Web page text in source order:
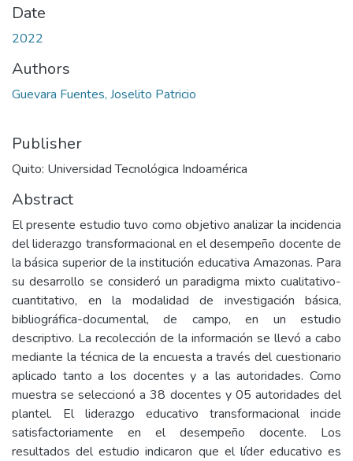
Date
2022
Authors
Guevara Fuentes, Joselito Patricio
Publisher
Quito: Universidad Tecnológica Indoamérica
Abstract
El presente estudio tuvo como objetivo analizar la incidencia
del liderazgo transformacional en el desempeño docente de
la básica superior de la institución educativa Amazonas. Para
su desarrollo se consideró un paradigma mixto cualitativo-
cuantitativo, en la modalidad de investigación básica,
bibliográfica-documental, de campo, en un estudio
descriptivo. La recolección de la información se llevó a cabo
mediante la técnica de la encuesta a través del cuestionario
aplicado tanto a los docentes y a las autoridades. Como
muestra se seleccionó a 38 docentes y 05 autoridades del
plantel. El liderazgo educativo transformacional incide
satisfactoriamente en el desempeño docente. Los
resultados del estudio indicaron que el líder educativo es